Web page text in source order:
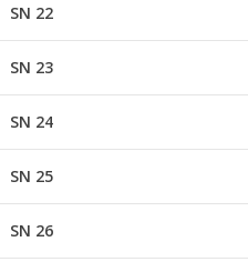
SN 22
SN 23
SN 24
SN 25
SN 26